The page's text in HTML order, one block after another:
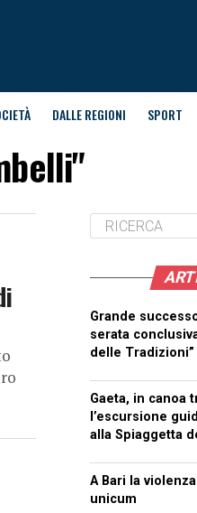
DALLE REGIONI SPORT
Grande
serata
delle Tradizioni”
Gaeta, in canoa
l’escursione
alla Spiaggetta
A Bari la
unicum